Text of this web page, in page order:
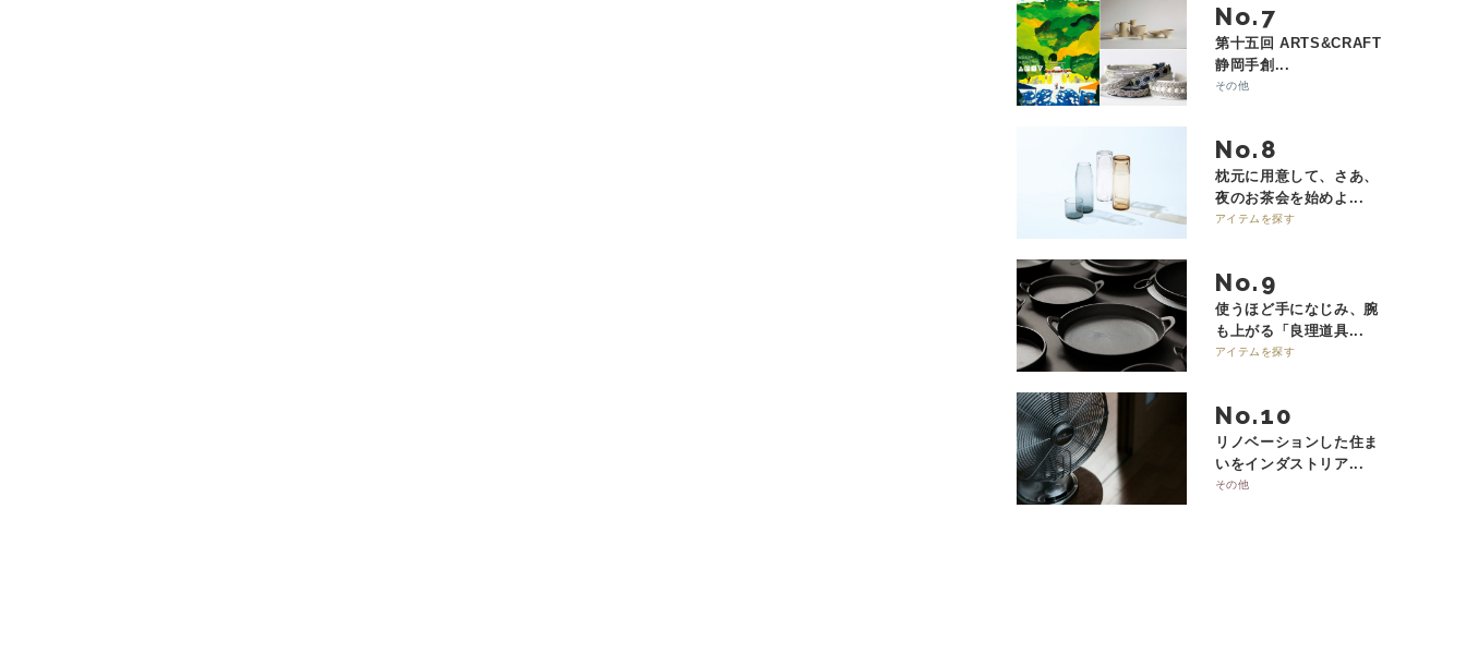
No.
第十五回 ARTS&CRAFT
静岡手創...
その他
No.
枕元に用意して、さあ、
夜のお茶会を始めよ...
アイテムを探す
No.
使うほど手になじみ、腕
も上がる「良理道具...
アイテムを探す
No.
リノベーションした住ま
いをインダストリア...
その他